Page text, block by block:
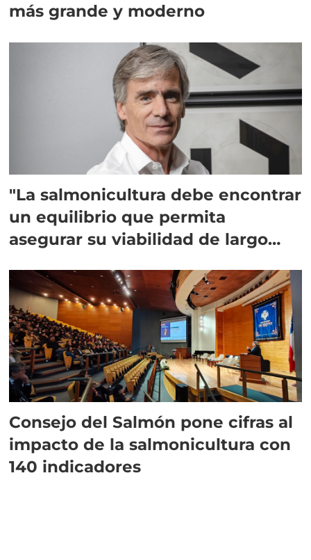
más grande y moderno
"La salmonicultura debe encontrar
un equilibrio que permita
asegurar su viabilidad de largo
Consejo del Salmón pone cifras al
impacto de la salmonicultura con
140 indicadores